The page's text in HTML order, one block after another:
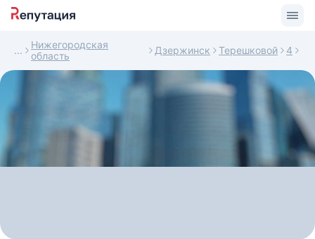
Нижегородская
область
Дзержинск Терешковой 4